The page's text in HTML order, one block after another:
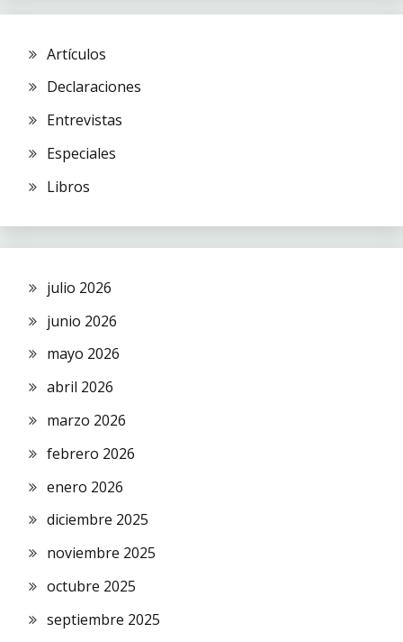
Artículos
Declaraciones
Entrevistas
Especiales
Libros
julio 2026
junio 2026
mayo 2026
abril 2026
marzo 2026
febrero 2026
enero 2026
diciembre 2025
noviembre 2025
octubre 2025
septiembre 2025